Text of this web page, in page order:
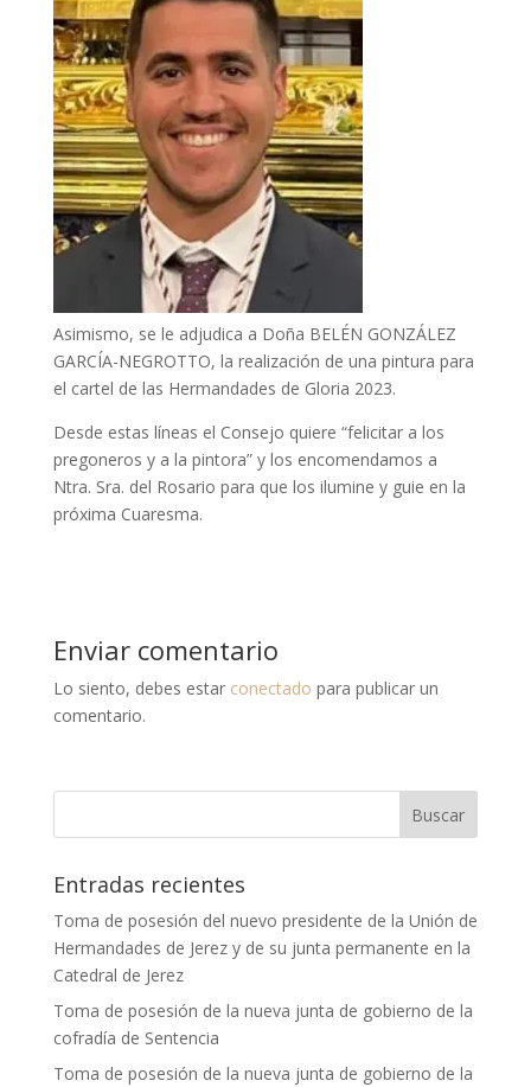
Asimismo, se le adjudica a Doña BELÉN GONZÁLEZ
GARCÍA-NEGROTTO, la realización de una pintura para
el cartel de las Hermandades de Gloria 2023.
Desde estas líneas el Consejo quiere “felicitar a los
pregoneros y a la pintora” y los encomendamos a
Ntra. Sra. del Rosario para que los ilumine y guie en la
próxima Cuaresma.
Enviar comentario
Lo siento, debes estar conectado para publicar un
comentario.
Entradas recientes
Toma de posesión del nuevo presidente de la Unión de
Hermandades de Jerez y de su junta permanente en la
Catedral de Jerez
Toma de posesión de la nueva junta de gobierno de la
cofradía de Sentencia
Toma de posesión de la nueva junta de gobierno de la